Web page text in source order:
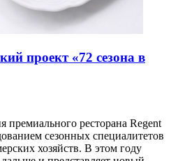
проект «72 сезона в
премиального ресторана Regent
сезонных специалитетов
хозяйств. В этом году